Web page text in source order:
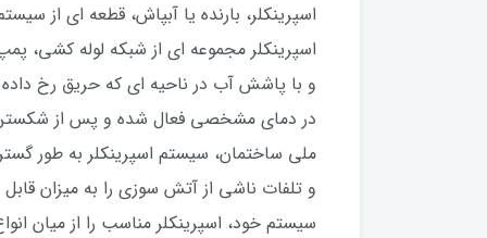
اسپرینکلر، بارنده یا آبپاش، قطعه ای از
اسپرینکلر مجموعه ای از شبکه لوله کشی،
و با پاشش آب در ناحیه ای که حریق رخ داده
در دمای مشخصی فعال شده و پس از شکستن
ملی ساختمان، سیستم اسپرینکلر به طور
و تلفات ناشی از آتش سوزی را به میزان
سیستم خود، اسپرینکلر مناسب را از میان